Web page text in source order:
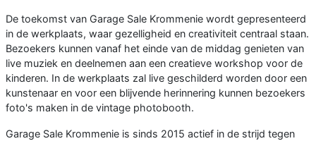
De toekomst van Garage Sale Krommenie wordt gepresenteerd
in de werkplaats, waar gezelligheid en creativiteit centraal staan.
Bezoekers kunnen vanaf het einde van de middag genieten van
live muziek en deelnemen aan een creatieve workshop voor de
kinderen. In de werkplaats zal live geschilderd worden door een
kunstenaar en voor een blijvende herinnering kunnen bezoekers
foto's maken in de vintage photobooth.
Garage Sale Krommenie is sinds 2015 actief in de strijd tegen